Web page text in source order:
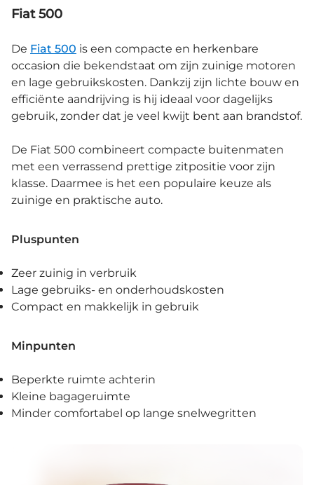
Fiat 500
De Fiat 500 is een compacte en herkenbare
occasion die bekendstaat om zijn zuinige motoren
en lage gebruikskosten. Dankzij zijn lichte bouw en
efficiënte aandrijving is hij ideaal voor dagelijks
gebruik, zonder dat je veel kwijt bent aan brandstof.
De Fiat 500 combineert compacte buitenmaten
met een verrassend prettige zitpositie voor zijn
klasse. Daarmee is het een populaire keuze als
zuinige en praktische auto.
Pluspunten
Zeer zuinig in verbruik
Lage gebruiks- en onderhoudskosten
Compact en makkelijk in gebruik
Minpunten
Beperkte ruimte achterin
Kleine bagageruimte
Minder comfortabel op lange snelwegritten